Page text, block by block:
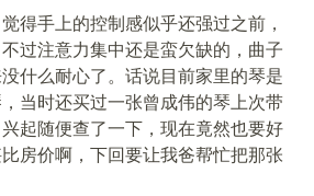
得手上的控制感似乎还强过之前，
过注意力集中还是蛮欠缺的，曲子
什么耐心了。话说目前家里的琴是
当时还买过一张曾成伟的琴上次带
起随便查了一下，现在竟然也要好
房价啊，下回要让我爸帮忙把那张